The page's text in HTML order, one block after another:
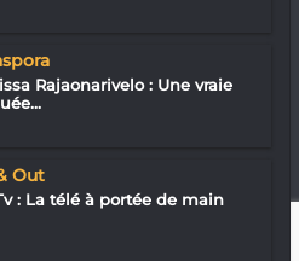
Rajaonarivelo : Une vraie
Out
: La télé à portée de main